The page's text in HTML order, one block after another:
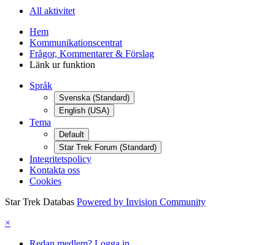
All aktivitet
Hem
Kommunikationscentrat
Frågor, Kommentarer & Förslag
Länk ur funktion
Språk
Svenska (Standard)
English (USA)
Tema
Default
Star Trek Forum (Standard)
Integritetspolicy
Kontakta oss
Cookies
Star Trek Databas Powered by Invision Community
×